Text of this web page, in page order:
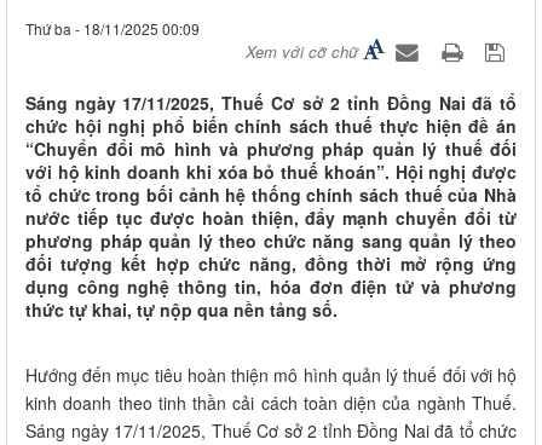
Thứ ba - 18/11/2025 00:09
Xem với cỡ chữ
Sáng ngày 17/11/2025, Thuế Cơ sở 2 tỉnh Đồng Nai đã tổ
chức hội nghị phổ biến chính sách thuế thực hiện đề án
“Chuyển đổi mô hình và phương pháp quản lý thuế đối
với hộ kinh doanh khi xóa bỏ thuế khoán”. Hội nghị được
tổ chức trong bối cảnh hệ thống chính sách thuế của Nhà
nước tiếp tục được hoàn thiện, đẩy mạnh chuyển đổi từ
phương pháp quản lý theo chức năng sang quản lý theo
đối tượng kết hợp chức năng, đồng thời mở rộng ứng
dụng công nghệ thông tin, hóa đơn điện tử và phương
thức tự khai, tự nộp qua nền tảng số.
Hướng đến mục tiêu hoàn thiện mô hình quản lý thuế đối với hộ
kinh doanh theo tinh thần cải cách toàn diện của ngành Thuế.
Sáng ngày 17/11/2025, Thuế Cơ sở 2 tỉnh Đồng Nai đã tổ chức